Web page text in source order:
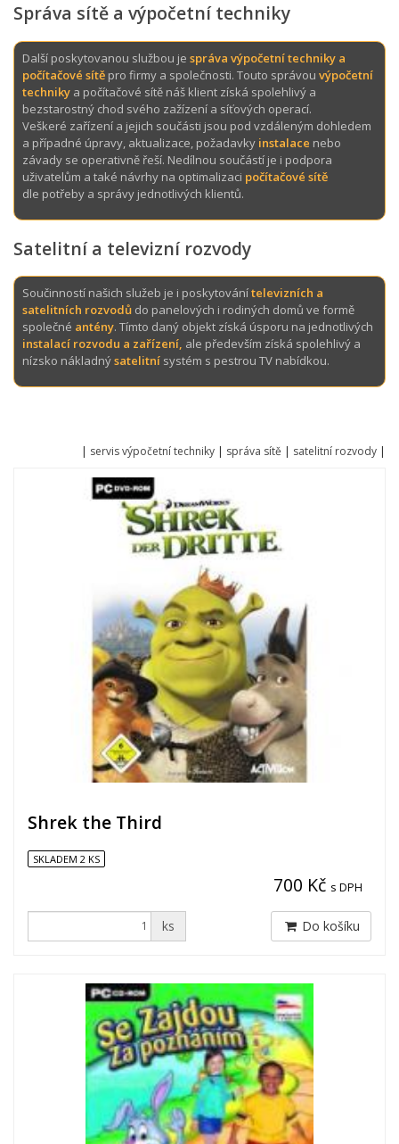
Správa sítě a výpočetní techniky
Další poskytovanou službou je správa výpočetní techniky a
počítačové sítě pro firmy a společnosti. Touto správou výpočetní
techniky a počítačové sítě náš klient získá spolehlivý a
bezstarostný chod svého zažízení a síťových operací.
Veškeré zařízení a jejich součásti jsou pod vzdáleným dohledem
a případné úpravy, aktualizace, požadavky instalace nebo
závady se operativně řeší. Nedílnou součástí je i podpora
uživatelům a také návrhy na optimalizaci počítačové sítě
dle potřeby a správy jednotlivých klientů.
Satelitní a televizní rozvody
Součinností našich služeb je i poskytovánítelevizních a
satelitních rozvodů do panelových i rodiných domů ve formě
společné antény. Tímto daný objekt získá úsporu na jednotlivých
instalací rozvodu a zařízení, ale především získá spolehlivý a
nízsko nákladnýsatelitní systém s pestrou TV nabídkou.
| servis výpočetní techniky | správa sítě | satelitní rozvody |
Shrek the Third
SKLADEM 2 KS
700 Kč s DPH
ks Do košíku